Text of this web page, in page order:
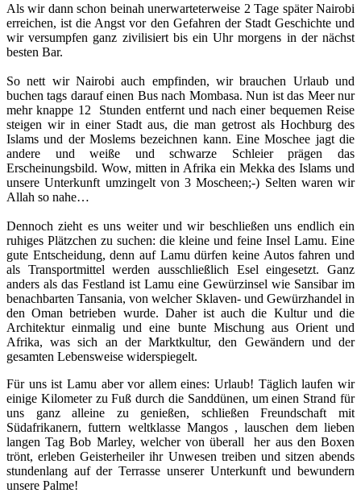
Als wir dann schon beinah unerwarteterweise 2 Tage später Nairobi
erreichen, ist die Angst vor den Gefahren der Stadt Geschichte und
wir versumpfen ganz zivilisiert bis ein Uhr morgens in der nächst
besten Bar.
So nett wir Nairobi auch empfinden, wir brauchen Urlaub und
buchen tags darauf einen Bus nach Mombasa. Nun ist das Meer nur
mehr knappe 12 Stunden entfernt und nach einer bequemen Reise
steigen wir in einer Stadt aus, die man getrost als Hochburg des
Islams und der Moslems bezeichnen kann. Eine Moschee jagt die
andere und weiße und schwarze Schleier prägen das
Erscheinungsbild. Wow, mitten in Afrika ein Mekka des Islams und
unsere Unterkunft umzingelt von 3 Moscheen;-) Selten waren wir
Allah so nahe…
Dennoch zieht es uns weiter und wir beschließen uns endlich ein
ruhiges Plätzchen zu suchen: die kleine und feine Insel Lamu. Eine
gute Entscheidung, denn auf Lamu dürfen keine Autos fahren und
als Transportmittel werden ausschließlich Esel eingesetzt. Ganz
anders als das Festland ist Lamu eine Gewürzinsel wie Sansibar im
benachbarten Tansania, von welcher Sklaven- und Gewürzhandel in
den Oman betrieben wurde. Daher ist auch die Kultur und die
Architektur einmalig und eine bunte Mischung aus Orient und
Afrika, was sich an der Marktkultur, den Gewändern und der
gesamten Lebensweise widerspiegelt.
Für uns ist Lamu aber vor allem eines: Urlaub! Täglich laufen wir
einige Kilometer zu Fuß durch die Sanddünen, um einen Strand für
uns ganz alleine zu genießen, schließen Freundschaft mit
Südafrikanern, futtern weltklasse Mangos , lauschen dem lieben
langen Tag Bob Marley, welcher von überall her aus den Boxen
trönt, erleben Geisterheiler ihr Unwesen treiben und sitzen abends
stundenlang auf der Terrasse unserer Unterkunft und bewundern
unsere Palme!